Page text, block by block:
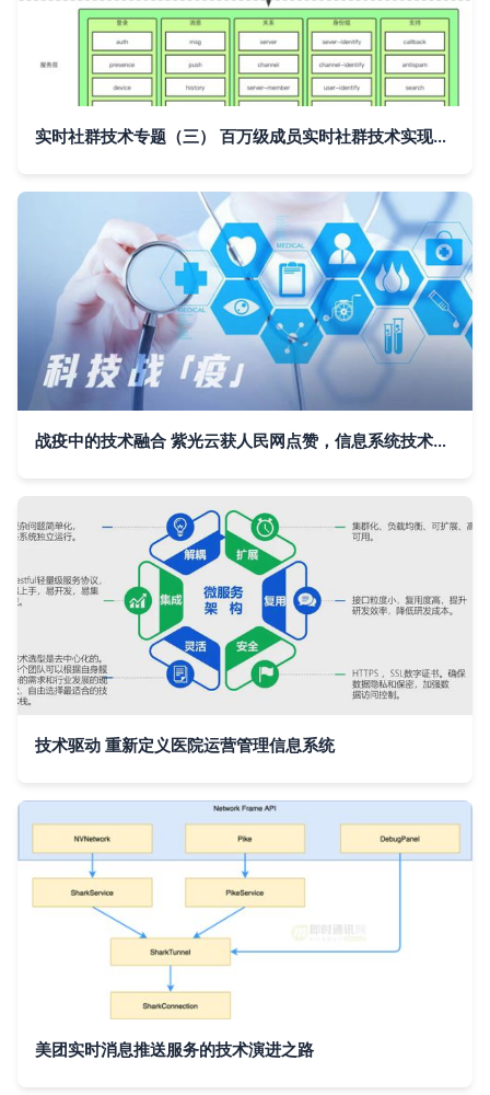
实时社群技术专题（三） 百万级成员实时社群技术实现——关系系统篇与信息系统技术服务
战疫中的技术融合 紫光云获人民网点赞，信息系统技术服务助力制造转型
技术驱动 重新定义医院运营管理信息系统
美团实时消息推送服务的技术演进之路